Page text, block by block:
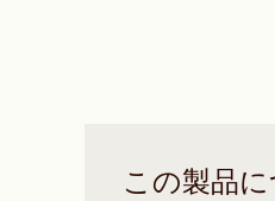
この製品